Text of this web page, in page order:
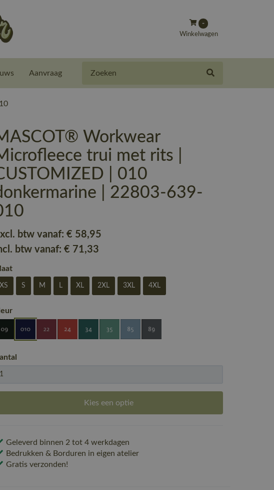
-
Winkelwagen
Aanvraag
Workwear
trui met rits |
| 010
| 22803-639-
btw vanaf:€ 58,95
btw vanaf:€ 71,33
XS S M L XL 2XL 3XL 4XL
Kies een optie
Geleverd binnen 2 tot 4 werkdagen
Bedrukken & Borduren in eigen atelier
Gratis verzonden!